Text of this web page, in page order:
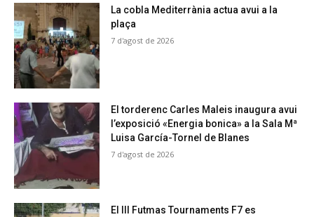
La cobla Mediterrània actua avui a la
plaça
7 d'agost de 2026
El torderenc Carles Maleis inaugura avui
l’exposició «Energia bonica» a la Sala Mª
Luisa García-Tornel de Blanes
7 d'agost de 2026
El III Futmas Tournaments F7 es